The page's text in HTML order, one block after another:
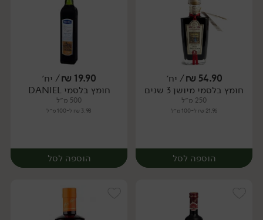
יח׳ יח׳
54.90
₪/ יח׳
חומץ בלסמי מיושן 3 שנים
250 מ״ל
21.96 ₪ ל-100 מ״ל
הוספה לסל
19.90
₪/ יח׳
חומץ בלסמי DANIEL
500 מ״ל
3.98 ₪ ל-100 מ״ל
הוספה לסל